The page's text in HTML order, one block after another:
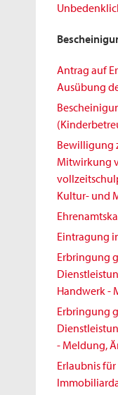
Antrag auf
Ausübung
Bewilligung
Mitwirkung
Kultur- und
Eintragung
Erbringung
Handwerk -
Erbringung
- Meldung,
Erlaubnis für